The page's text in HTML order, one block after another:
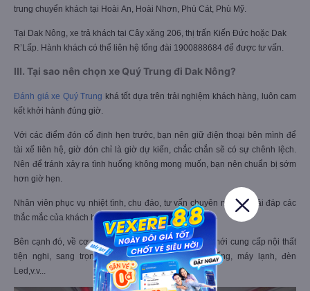
trung chuyển khách tại Hoài An, Hoài Nhơn, Phù Cát, Phù Mỹ.
Tại Dak Nông, xe trả khách tại Cây xăng 206, thị trấn Kiến Đức hoặc Dak
R’Lấp. Hành khách có thể liên hệ tổng đài 1900888684 để được tư vấn.
III. Tại sao nên chọn xe Quý Trung đi Dak Nông?
Đánh giá xe Quý Trung khá tốt dựa trên trải nghiệm khách hàng, luôn cam
kết khởi hành đúng giờ.
Với các điểm đón cố định hẹn trước, bạn nên giữ điện thoại bên mình để
tài xế liên hệ, giờ đón chỉ là giờ dự kiến, chắc chắn sẽ có sự chênh lệch.
Nên để tránh xảy ra tình huống không mong muốn, bạn nên chuẩn bị sớm
hơn giờ hẹn.
Nhân viên phục vụ nhiệt tình, chu đáo, tư vấn chuyên nghiệp giải đáp các
thắc mắc của khách hàng.
Bên cạnh đó, về cơ sở vật chất, xe giường nằm đời mới cung cấp nội thất
tiện nghi, sang trọng, có wifi, khăn lạnh, nước uống, máy lạnh, đèn
Led,v.v...